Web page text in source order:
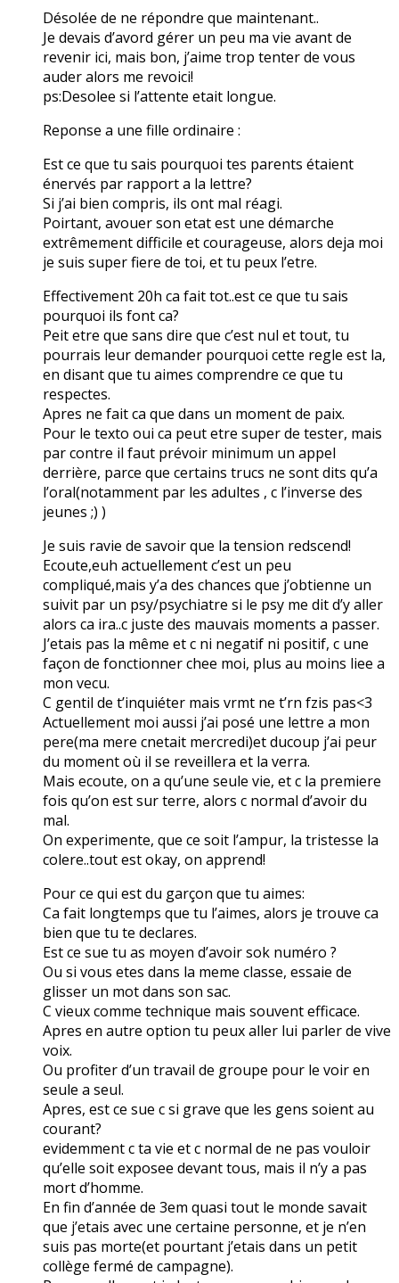
Désolée de ne répondre que maintenant..
Je devais d’avord gérer un peu ma vie avant de
revenir ici, mais bon, j’aime trop tenter de vous
auder alors me revoici!
ps:Desolee si l’attente etait longue.
Reponse a une fille ordinaire :
Est ce que tu sais pourquoi tes parents étaient
énervés par rapport a la lettre?
Si j’ai bien compris, ils ont mal réagi.
Poirtant, avouer son etat est une démarche
extrêmement difficile et courageuse, alors deja moi
je suis super fiere de toi, et tu peux l’etre.
Effectivement 20h ca fait tot..est ce que tu sais
pourquoi ils font ca?
Peit etre que sans dire que c’est nul et tout, tu
pourrais leur demander pourquoi cette regle est la,
en disant que tu aimes comprendre ce que tu
respectes.
Apres ne fait ca que dans un moment de paix.
Pour le texto oui ca peut etre super de tester, mais
par contre il faut prévoir minimum un appel
derrière, parce que certains trucs ne sont dits qu’a
l’oral(notamment par les adultes , c l’inverse des
jeunes ;) )
Je suis ravie de savoir que la tension redscend!
Ecoute,euh actuellement c’est un peu
compliqué,mais y’a des chances que j’obtienne un
suivit par un psy/psychiatre si le psy me dit d’y aller
alors ca ira..c juste des mauvais moments a passer.
J’etais pas la même et c ni negatif ni positif, c une
façon de fonctionner chee moi, plus au moins liee a
mon vecu.
C gentil de t’inquiéter mais vrmt ne t’rn fzis pas<3
Actuellement moi aussi j’ai posé une lettre a mon
pere(ma mere cnetait mercredi)et ducoup j’ai peur
du moment où il se reveillera et la verra.
Mais ecoute, on a qu’une seule vie, et c la premiere
fois qu’on est sur terre, alors c normal d’avoir du
mal.
On experimente, que ce soit l’ampur, la tristesse la
colere..tout est okay, on apprend!
Pour ce qui est du garçon que tu aimes:
Ca fait longtemps que tu l’aimes, alors je trouve ca
bien que tu te declares.
Est ce sue tu as moyen d’avoir sok numéro ?
Ou si vous etes dans la meme classe, essaie de
glisser un mot dans son sac.
C vieux comme technique mais souvent efficace.
Apres en autre option tu peux aller lui parler de vive
voix.
Ou profiter d’un travail de groupe pour le voir en
seule a seul.
Apres, est ce sue c si grave que les gens soient au
courant?
evidemment c ta vie et c normal de ne pas vouloir
qu’elle soit exposee devant tous, mais il n’y a pas
mort d’homme.
En fin d’année de 3em quasi tout le monde savait
que j’etais avec une certaine personne, et je n’en
suis pas morte(et pourtant j’etais dans un petit
collège fermé de campagne).